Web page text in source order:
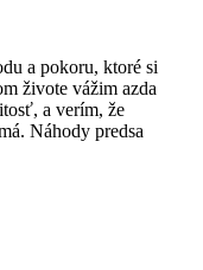
a pokoru, ktoré si
živote vážim azda
a verím, že
Náhody predsa